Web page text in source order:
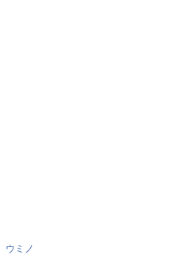
ウミノ